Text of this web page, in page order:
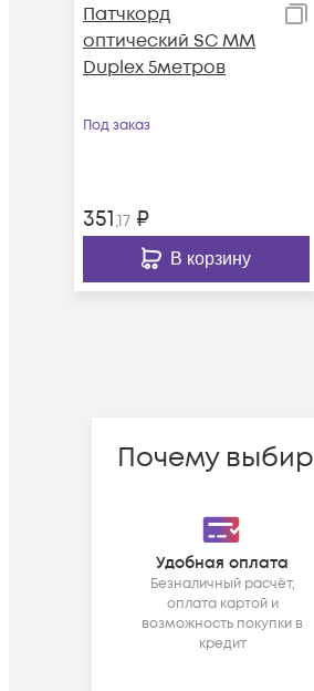
Патчкорд
оптический SC MM
Duplex 5метров
Под заказ
351,17 ₽
В корзину
Почему
Удобная оплата
Безналичный расчёт,
оплата картой и
возможность покупки в
кредит